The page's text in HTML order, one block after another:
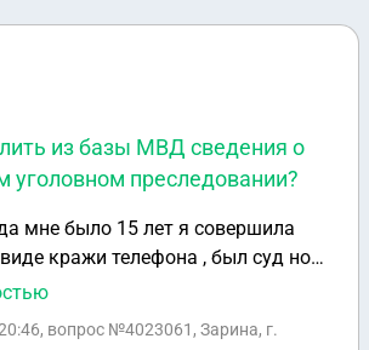
из базы МВД сведения о
уголовном преследовании?
мне было 15 лет я совершила
кражи телефона , был суд но
сторон , в итоге в справке об
с применением сторон ,
, вопрос №4023061, Зарина, г.